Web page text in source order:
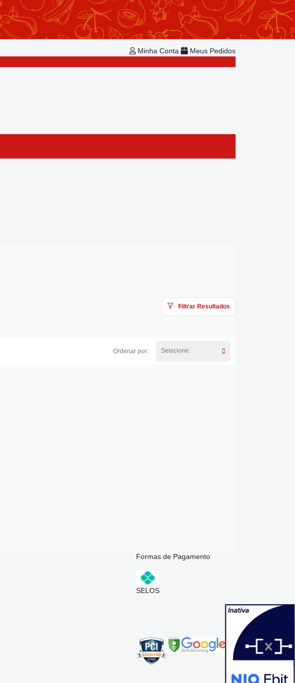
Repetir Pedido
Minha Conta
Bem-vindo!Já é cadastrado?
Minha Conta
Meus Pedidos
Filtrar Resultados
Ordenar por: Selecione:
Formas de Pagamento
SELOS